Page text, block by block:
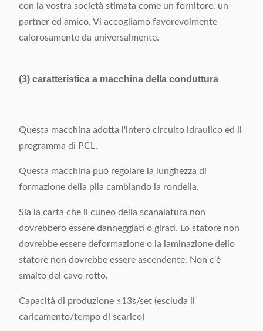
con la vostra società stimata come un fornitore, un
partner ed amico. Vi accogliamo favorevolmente
calorosamente da universalmente.
(3) caratteristica a macchina della conduttura
Questa macchina adotta l'intero circuito idraulico ed il
programma di PCL.
Questa macchina può regolare la lunghezza di
formazione della pila cambiando la rondella.
Sia la carta che il cuneo della scanalatura non
dovrebbero essere danneggiati o girati. Lo statore non
dovrebbe essere deformazione o la laminazione dello
statore non dovrebbe essere ascendente. Non c'è
smalto del cavo rotto.
Capacità di produzione ≤13s/set (escluda il
caricamento/tempo di scarico)